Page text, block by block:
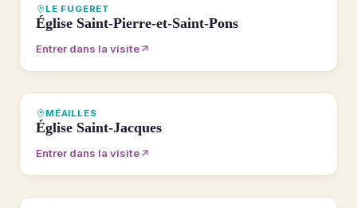
VISITE 360°
LE FUGERET
Église Saint-Pierre-et-Saint-Pons
Entrer dans la visite
VISITE 360°
MÉAILLES
Église Saint-Jacques
Entrer dans la visite